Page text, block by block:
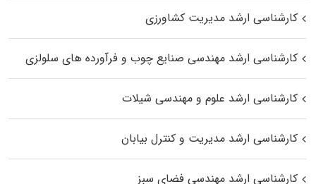
کارشناسی ارشد مدیریت کشاورزی
کارشناسی ارشد مهندسی صنایع چوب و فرآورده‌ های سلولزی
کارشناسی ارشد علوم و مهندسی شیلات
کارشناسی ارشد مدیریت و کنترل بیابان
کارشناسی ارشد مهندسی فضای سبز